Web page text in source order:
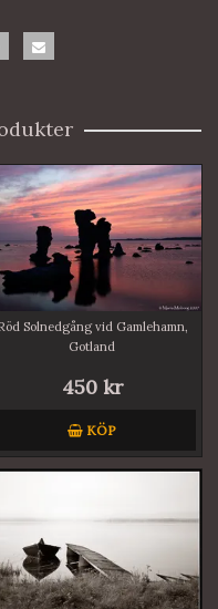
Solnedgång vid Gamlehamn,
Gotland
450 kr
KÖP